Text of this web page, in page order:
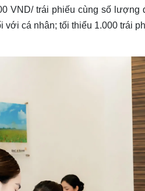
VND/ trái phiếu cùng số
với cá nhân; tối thiểu 1.000 trái